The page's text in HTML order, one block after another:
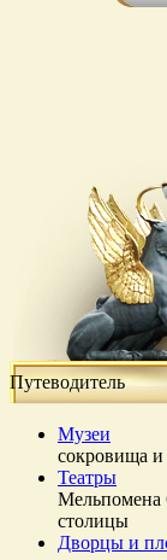
Путеводитель
Музеи
сокровища и
Театры
Мельпомена
столицы
Дворцы и